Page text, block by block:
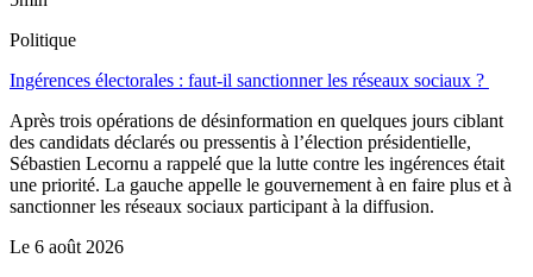
Politique
Ingérences électorales : faut-il sanctionner les réseaux sociaux ?
Après trois opérations de désinformation en quelques jours ciblant
des candidats déclarés ou pressentis à l’élection présidentielle,
Sébastien Lecornu a rappelé que la lutte contre les ingérences était
une priorité. La gauche appelle le gouvernement à en faire plus et à
sanctionner les réseaux sociaux participant à la diffusion.
Le 6 août 2026